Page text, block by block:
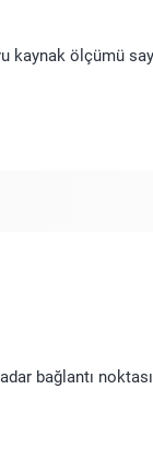
kaynak ölçümü
bağlantı